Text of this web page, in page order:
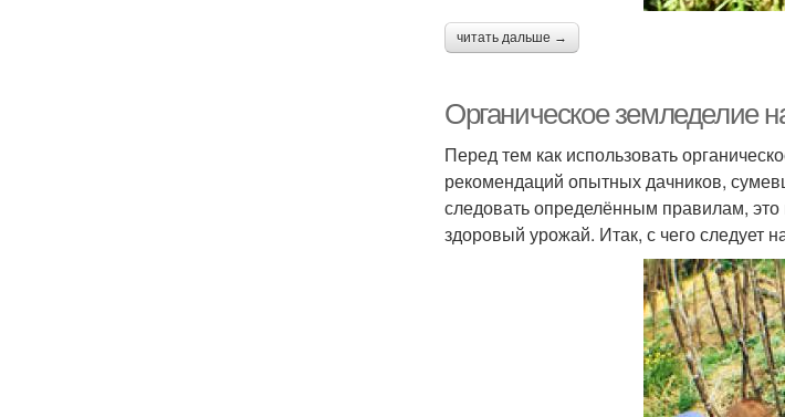
читать дальше →
Органическое земледелие
Перед тем как использовать
рекомендаций опытных дачников,
следовать определённым правилам,
здоровый урожай. Итак, с чего следует